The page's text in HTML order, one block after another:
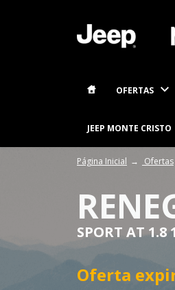
OFERTAS
JEEP MONTE CRISTO
Página Inicial Ofertas
SPORT AT 1.8
Oferta